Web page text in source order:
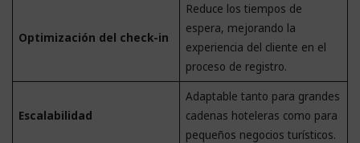
Optimización del check-in
Reduce los tiempos de
espera, mejorando la
experiencia del cliente en el
proceso de registro.
Escalabilidad
Adaptable tanto para grandes
cadenas hoteleras como para
pequeños negocios turísticos.